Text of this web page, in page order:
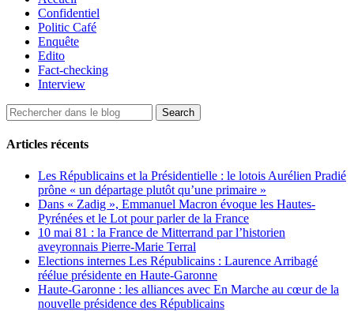
Confidentiel
Politic Café
Enquête
Edito
Fact-checking
Interview
Articles récents
Les Républicains et la Présidentielle : le lotois Aurélien Pradié
prône « un départage plutôt qu’une primaire »
Dans « Zadig », Emmanuel Macron évoque les Hautes-
Pyrénées et le Lot pour parler de la France
10 mai 81 : la France de Mitterrand par l’historien
aveyronnais Pierre-Marie Terral
Elections internes Les Républicains : Laurence Arribagé
réélue présidente en Haute-Garonne
Haute-Garonne : les alliances avec En Marche au cœur de la
nouvelle présidence des Républicains